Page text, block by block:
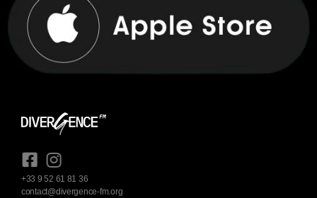
+33 9 52 61 81 36
contact@divergence-fm.org